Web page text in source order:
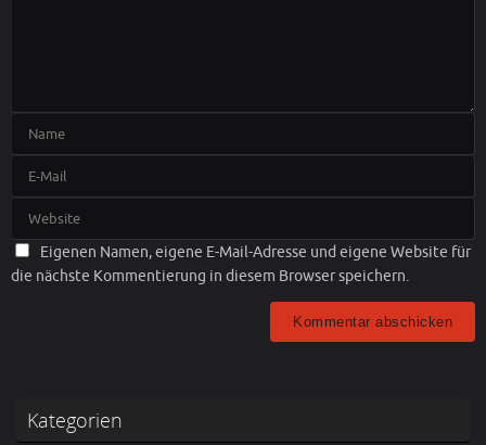
Eigenen Namen, eigene E-Mail-Adresse und eigene Website für
die nächste Kommentierung in diesem Browser speichern.
Kategorien